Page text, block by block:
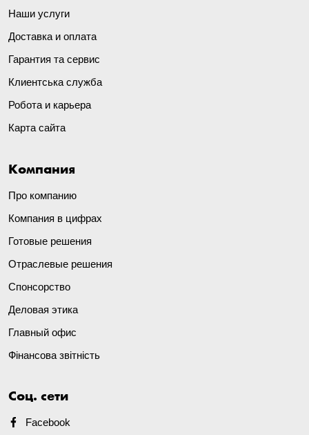
Наши услуги
Доставка и оплата
Гарантия та сервис
Клиентська служба
Робота и карьера
Карта сайта
Компания
Про компанию
Компания в цифрах
Готовые решения
Отраслевые решения
Спонсорство
Деловая этика
Главный офис
Фінансова звітність
Соц. сети
Facebook